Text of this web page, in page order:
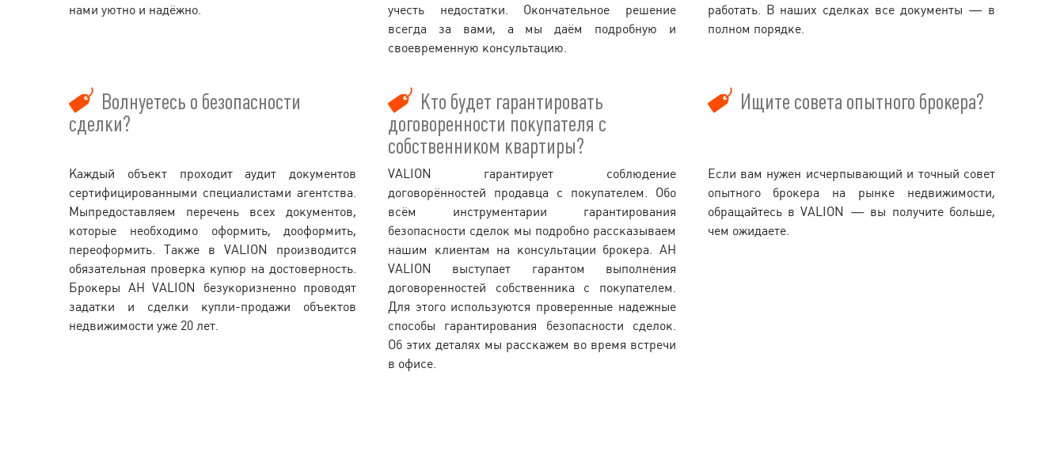
нами уютно и надёжно.
учесть недостатки. Окончательное решение
всегда за вами, а мы даём подробную и
своевременную консультацию.
работать. В наших сделках все документы — в
полном порядке.
Волнуетесь о безопасности
сделки?
Каждый объект проходит аудит документов
сертифицированными специалистами агентства.
Мыпредоставляем перечень всех документов,
которые необходимо оформить, дооформить,
переоформить. Также в VALION производится
обязательная проверка купюр на достоверность.
Брокеры АН VALION безукоризненно проводят
задатки и сделки купли-продажи объектов
недвижимости уже 20 лет.
Кто будет гарантировать
договоренности покупателя с
собственником квартиры?
VALION гарантирует соблюдение
договорённостей продавца с покупателем. Обо
всём инструментарии гарантирования
безопасности сделок мы подробно рассказываем
нашим клиентам на консультации брокера. АН
VALION выступает гарантом выполнения
договоренностей собственника с покупателем.
Для этого используются проверенные надежные
способы гарантирования безопасности сделок.
Об этих деталях мы расскажем во время встречи
в офисе.
Ищите совета опытного брокера?
Если вам нужен исчерпывающий и точный совет
опытного брокера на рынке недвижимости,
обращайтесь в VALION — вы получите больше,
чем ожидаете.